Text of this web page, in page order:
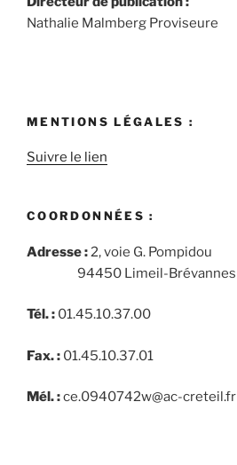
Nathalie Malmberg Proviseure
MENTIONS LÉGALES :
Suivre le lien
COORDONNÉES :
Adresse : 2, voie G. Pompidou
94450 Limeil-Brévannes
Tél. : 01.45.10.37.00
Fax. : 01.45.10.37.01
Mél. :ce.0940742w@ac-creteil.fr